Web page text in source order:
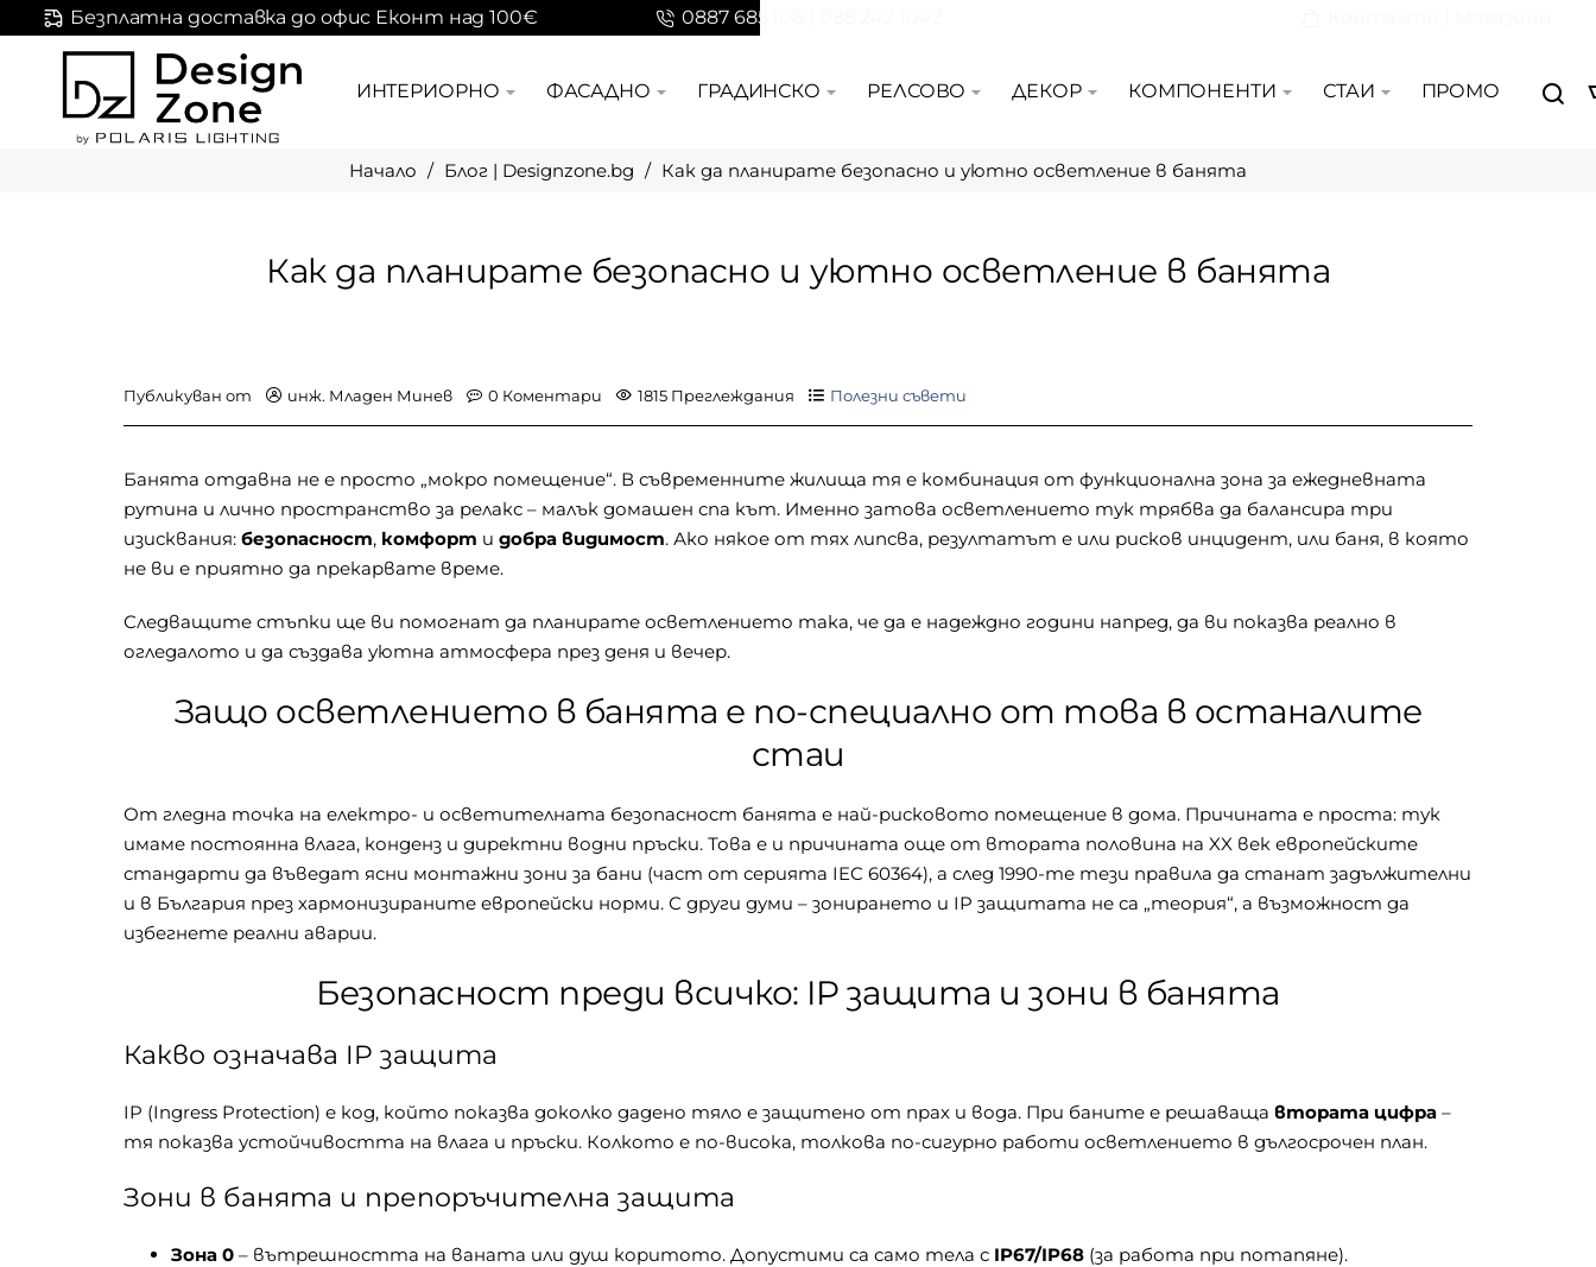
Безплатна доставка до офис Еконт над 100€ 0887 685 106 | 088 242 1042
ИНТЕРИОРНО ФАСАДНО ГРАДИНСКО РЕЛСОВО ДЕКОР КОМПОНЕНТИ СТАИ ПРОМО
Как да планирате безопасно и уютно осветление в банята
Блог | Designzone.bg Как да планирате безопасно и уютно осветление в банята
Публикуван от инж. Младен Минев 0 Коментари 1815 Преглеждания Полезни съвети
Банята отдавна не е просто „мокро помещение“. В съвременните жилища тя е комбинация от функционална зона за ежедневната
рутина и лично пространство за релакс – малък домашен спа кът. Именно затова осветлението тук трябва да балансира три
изисквания: безопасност, комфорт и добра видимост. Ако някое от тях липсва, резултатът е или рисков инцидент, или баня, в която
не ви е приятно да прекарвате време.
Следващите стъпки ще ви помогнат да планирате осветлението така, че да е надеждно години напред, да ви показва реално в
огледалото и да създава уютна атмосфера през деня и вечер.
Защо осветлението в банята е по-специално от това в останалите
стаи
От гледна точка на електро- и осветителната безопасност банята е най-рисковото помещение в дома. Причината е проста: тук
имаме постоянна влага, конденз и директни водни пръски. Това е и причината още от втората половина на XX век европейските
стандарти да въведат ясни монтажни зони за бани (част от серията IEC 60364), а след 1990-те тези правила да станат задължителни
и в България през хармонизираните европейски норми. С други думи – зонирането и IP защитата не са „теория“, а възможност да
избегнете реални аварии.
Безопасност преди всичко: IP защита и зони в банята
Какво означава IP защита
IP (Ingress Protection) е код, който показва доколко дадено тяло е защитено от прах и вода. При баните е решаваща втората цифра –
тя показва устойчивостта на влага и пръски. Колкото е по-висока, толкова по-сигурно работи осветлението в дългосрочен план.
Зони в банята и препоръчителна защита
Зона 0 – вътрешността на ваната или душ коритото. Допустими са само тела с IP67/IP68 (за работа при потапяне).